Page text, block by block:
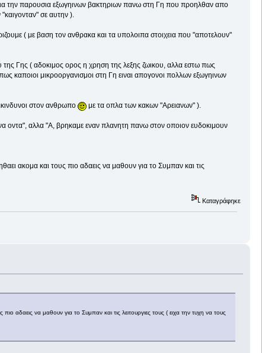
την παρουσια εξωγηινων βακτηριων πανω στη Γη που προηλθαν απο
σε αυτην ).
( με βαση τον ανθρακα και τα υπολοιπα στοιχεια που "αποτελουν"
της Γης ( αδοκιμος ορος η χρηση της λεξης ζωικου, αλλα εστω πως
μικροοργανισμοι στη Γη ειναι απογονοι πολλων εξωγηινων
στον ανθρωπο με τα οπλα των κακων "Αρειανων" ).
οντα", αλλα "Α, βρηκαμε εναν πλανητη πανω στον οποιον ευδοκιμουν
ακομα και τους πιο αδαεις να μαθουν για το Συμπαν και τις
Καταγράφηκε
αδαεις να μαθουν για το Συμπαν και τις λειτουργιες τους ( ειχα την τυχη να τους